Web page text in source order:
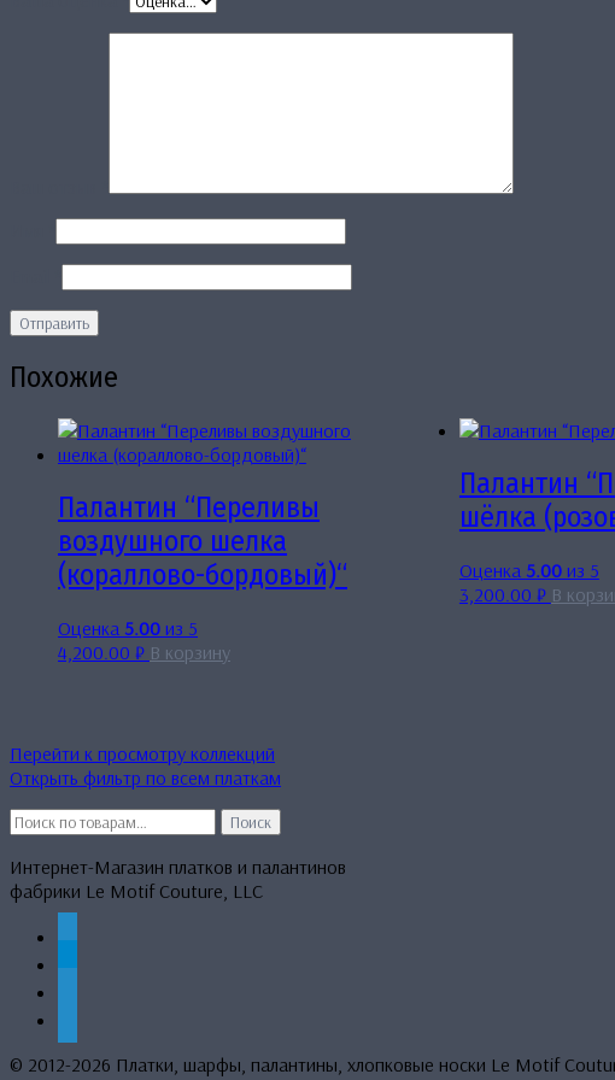
Похожие
Палантин “Переливы
воздушного шелка
(кораллово-бордовый)“
Оценка 5.00 из 5
4,200.00 ₽ В корзину
Палантин
шёлка
Оценка 5.00из 5
3,200.00 ₽ В
Перейти к просмотру коллекций
Открыть фильтр по всем платкам
Искать:
Поиск
Интернет-Магазин платков и палантинов
фабрики Le Motif Couture, LLC
© 2012-2026 Платки, шарфы, палантины, хлопковые носки Le Motif